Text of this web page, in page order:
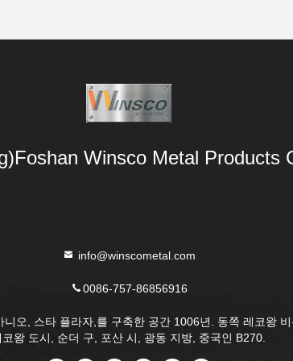
Winsco Metal Products
info@winscometal.com
0086-757-86856916
니오, 스타 플라자,를 구축한 공간 1006년. 동쪽 레코왕 비
코왕 도시, 순더 구, 포산 시, 광동 지방, 중국인 B270.